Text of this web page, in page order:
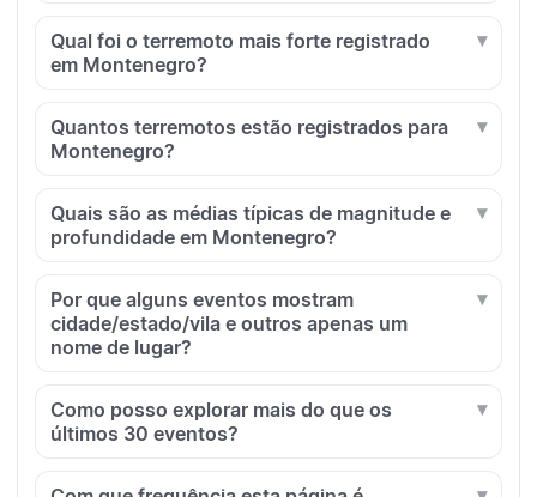
Qual foi o terremoto mais forte registrado
em Montenegro?
Quantos terremotos estão registrados para
Montenegro?
Quais são as médias típicas de magnitude e
profundidade em Montenegro?
Por que alguns eventos mostram
cidade/estado/vila e outros apenas um
nome de lugar?
Como posso explorar mais do que os
últimos 30 eventos?